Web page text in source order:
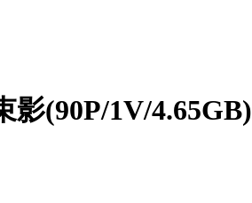
影(90P/1V/4.65GB)